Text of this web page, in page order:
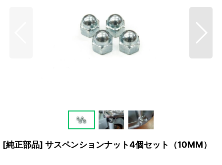
[純正部品] サスペンションナット4個セット（10MM）